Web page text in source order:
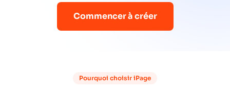
Commencer à créer
Pourquoi choisir iPage